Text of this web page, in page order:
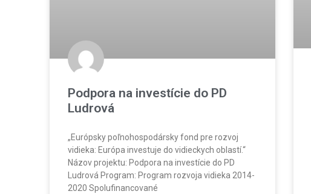
Podpora na investície do PD
Ludrová
„Európsky poľnohospodársky fond pre rozvoj
vidieka: Európa investuje do vidieckych oblastí.“
Názov projektu: Podpora na investície do PD
Ludrová Program: Program rozvoja vidieka 2014-
2020 Spolufinancované